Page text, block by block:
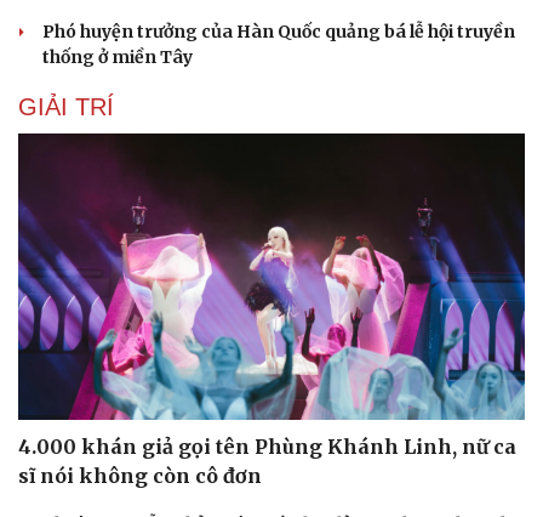
Du lịch
Tư vấn
Hạt giống tâm hồn
Phó huyện trưởng của Hàn Quốc quảng bá lễ hội truyền
thống ở miền Tây
GIẢI TRÍ
4.000 khán giả gọi tên Phùng Khánh Linh, nữ ca
sĩ nói không còn cô đơn